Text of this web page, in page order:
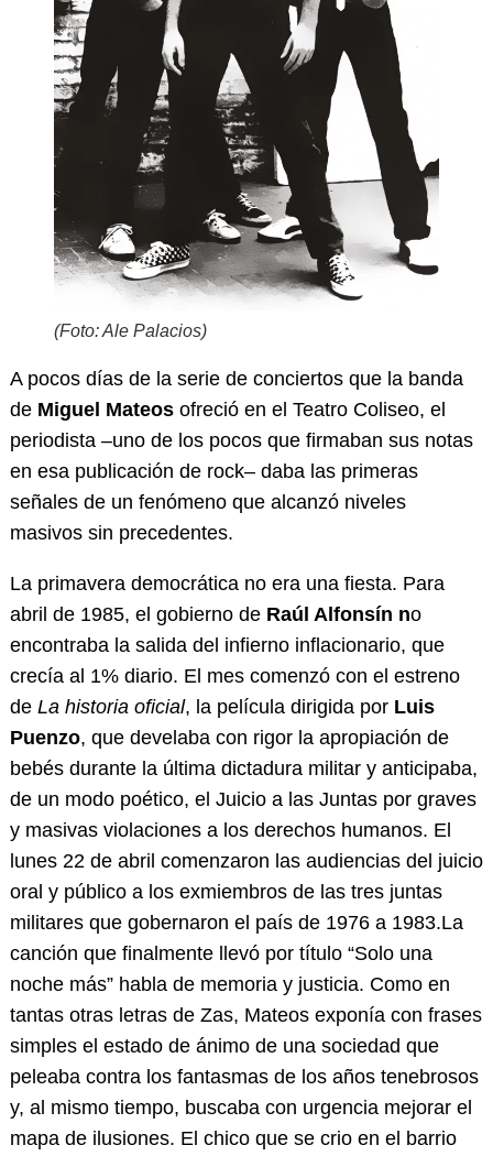
(Foto: Ale Palacios)
A pocos días de la serie de conciertos que la banda
de Miguel Mateos ofreció en el Teatro Coliseo, el
periodista –uno de los pocos que firmaban sus notas
en esa publicación de rock– daba las primeras
señales de un fenómeno que alcanzó niveles
masivos sin precedentes.
La primavera democrática no era una fiesta. Para
abril de 1985, el gobierno de Raúl Alfonsín no
encontraba la salida del infierno inflacionario, que
crecía al 1% diario. El mes comenzó con el estreno
deLa historia oficial, la película dirigida por Luis
Puenzo, que develaba con rigor la apropiación de
bebés durante la última dictadura militar y anticipaba,
de un modo poético, el Juicio a las Juntas por graves
y masivas violaciones a los derechos humanos. El
lunes 22 de abril comenzaron las audiencias del juicio
oral y público a los exmiembros de las tres juntas
militares que gobernaron el país de 1976 a 1983.La
canción que finalmente llevó por título “Solo una
noche más” habla de memoria y justicia. Como en
tantas otras letras de Zas, Mateos exponía con frases
simples el estado de ánimo de una sociedad que
peleaba contra los fantasmas de los años tenebrosos
y, al mismo tiempo, buscaba con urgencia mejorar el
mapa de ilusiones. El chico que se crio en el barrio